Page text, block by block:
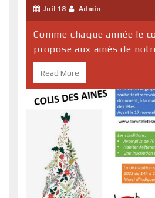
Juil 18 Admin
Comme chaque année le
propose aux ainés de
Read More